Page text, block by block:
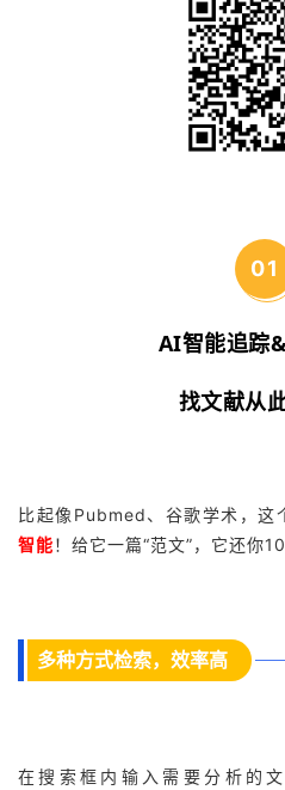
01
AI智能追踪
找文献从
比起像Pubmed、谷歌学术，这
智能！给它一篇“范文”，它还你
多种方式检索，效率高
在搜索框内输入需要分析的